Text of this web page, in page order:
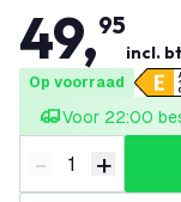
49,95
incl.
Op voorraad
Voor 22:00
Verminder
- +